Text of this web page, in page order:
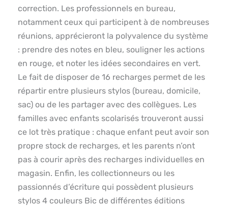
correction. Les professionnels en bureau,
notamment ceux qui participent à de nombreuses
réunions, apprécieront la polyvalence du système
: prendre des notes en bleu, souligner les actions
en rouge, et noter les idées secondaires en vert.
Le fait de disposer de 16 recharges permet de les
répartir entre plusieurs stylos (bureau, domicile,
sac) ou de les partager avec des collègues. Les
familles avec enfants scolarisés trouveront aussi
ce lot très pratique : chaque enfant peut avoir son
propre stock de recharges, et les parents n’ont
pas à courir après des recharges individuelles en
magasin. Enfin, les collectionneurs ou les
passionnés d’écriture qui possèdent plusieurs
stylos 4 couleurs Bic de différentes éditions